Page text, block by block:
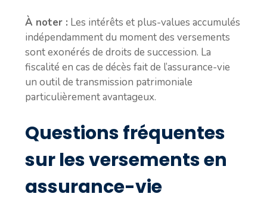
À noter : Les intérêts et plus-values accumulés
indépendamment du moment des versements
sont exonérés de droits de succession. La
fiscalité en cas de décès fait de l’assurance-vie
un outil de transmission patrimoniale
particulièrement avantageux.
Questions fréquentes
sur les versements en
assurance-vie